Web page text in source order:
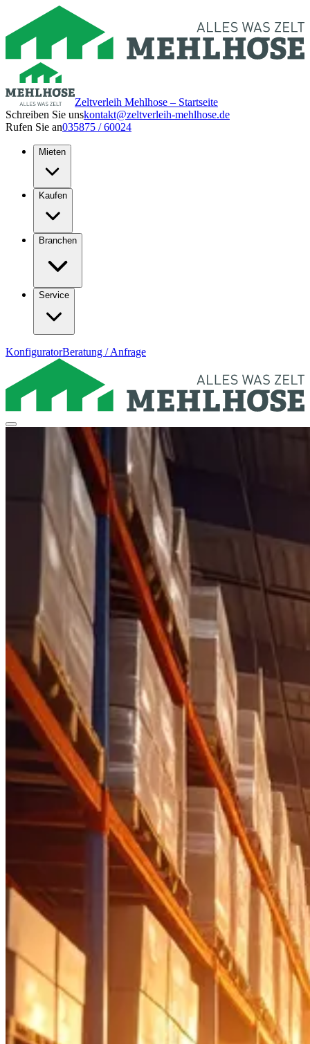
Zeltverleih Mehlhose – Startseite
Schreiben Sie unskontakt@zeltverleih-mehlhose.de
Rufen Sie an035875 / 60024
Mieten
Kaufen
Branchen
Service
KonfiguratorBeratung / Anfrage